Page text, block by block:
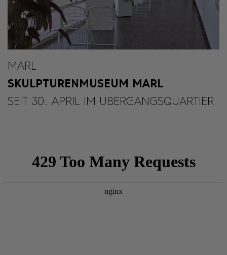
MARL
SKULPTURENMUSEUM MARL
SEIT 30. APRIL IM ÜBERGANGSQUARTIER